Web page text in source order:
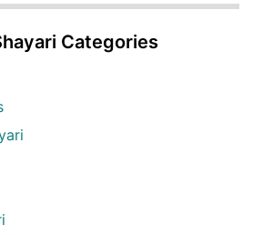
Categories